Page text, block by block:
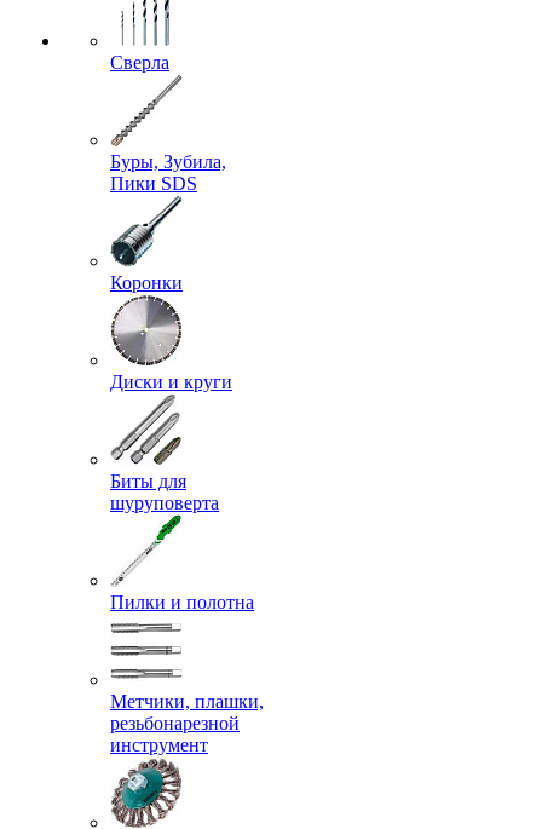
Сверла
Буры, Зубила,
Пики SDS
Коронки
Диски и круги
Биты для
шуруповерта
Пилки и полотна
Метчики, плашки,
резьбонарезной
инструмент